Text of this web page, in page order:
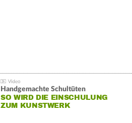
Handgemachte Schultüten
SO WIRD DIE EINSCHULUNG
ZUM KUNSTWERK